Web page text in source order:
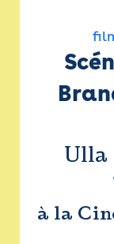
Ulla
à la